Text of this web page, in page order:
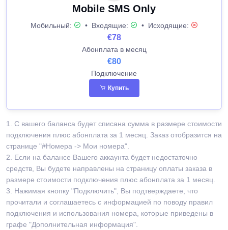
Mobile SMS Only
Мобильный: • Входящие: • Исходящие:
€78
Абонплата в месяц
€80
Подключение
Купить
1. С вашего баланса будет списана сумма в размере стоимости
подключения плюс абонплата за 1 месяц. Заказ отобразится на
странице "#Номера -> Мои номера".
2. Если на балансе Вашего аккаунта будет недостаточно
средств, Вы будете направлены на страницу оплаты заказа в
размере стоимости подключения плюс абонплата за 1 месяц.
3. Нажимая кнопку "Подключить", Вы подтверждаете, что
прочитали и соглашаетесь с информацией по поводу правил
подключения и использования номера, которые приведены в
графе "Дополнительная информация".